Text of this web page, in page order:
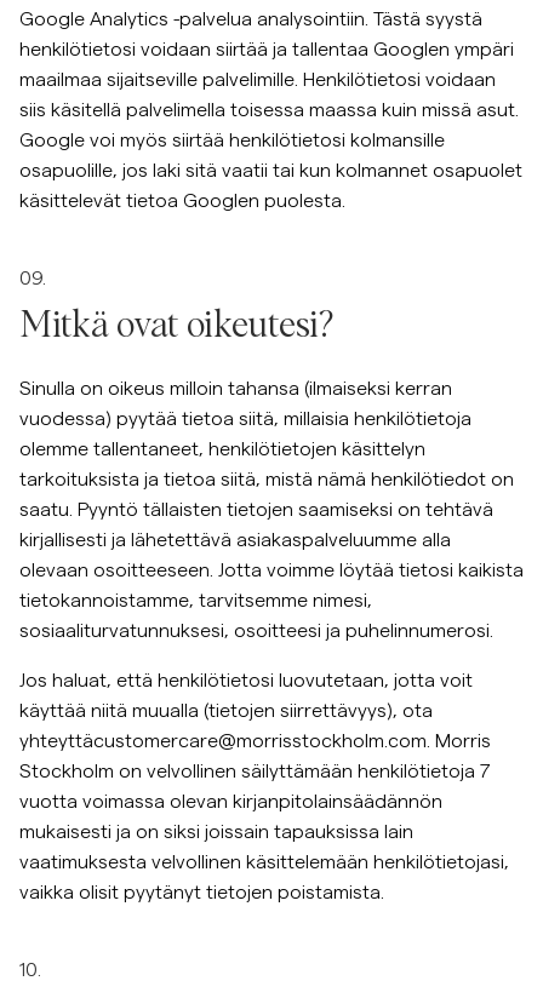
Google Analytics -palvelua analysointiin. Tästä syystä
henkilötietosi voidaan siirtää ja tallentaa Googlen ympäri
maailmaa sijaitseville palvelimille. Henkilötietosi voidaan
siis käsitellä palvelimella toisessa maassa kuin missä asut.
Google voi myös siirtää henkilötietosi kolmansille
osapuolille, jos laki sitä vaatii tai kun kolmannet osapuolet
käsittelevät tietoa Googlen puolesta.
09.
Mitkä ovat oikeutesi?
Sinulla on oikeus milloin tahansa (ilmaiseksi kerran
vuodessa) pyytää tietoa siitä, millaisia henkilötietoja
olemme tallentaneet, henkilötietojen käsittelyn
tarkoituksista ja tietoa siitä, mistä nämä henkilötiedot on
saatu. Pyyntö tällaisten tietojen saamiseksi on tehtävä
kirjallisesti ja lähetettävä asiakaspalveluumme alla
olevaan osoitteeseen. Jotta voimme löytää tietosi kaikista
tietokannoistamme, tarvitsemme nimesi,
sosiaaliturvatunnuksesi, osoitteesi ja puhelinnumerosi.
Jos haluat, että henkilötietosi luovutetaan, jotta voit
käyttää niitä muualla (tietojen siirrettävyys), ota
yhteyttäcustomercare@morrisstockholm.com . Morris
Stockholm on velvollinen säilyttämään henkilötietoja 7
vuotta voimassa olevan kirjanpitolainsäädännön
mukaisesti ja on siksi joissain tapauksissa lain
vaatimuksesta velvollinen käsittelemään henkilötietojasi,
vaikka olisit pyytänyt tietojen poistamista.
10.